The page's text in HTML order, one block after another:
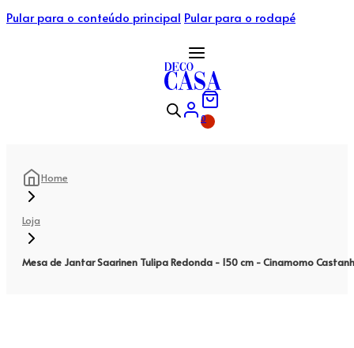
Pular para o conteúdo principal Pular para o rodapé
0
Home
Loja
Mesa de Jantar Saarinen Tulipa Redonda - 150 cm - Cinamomo